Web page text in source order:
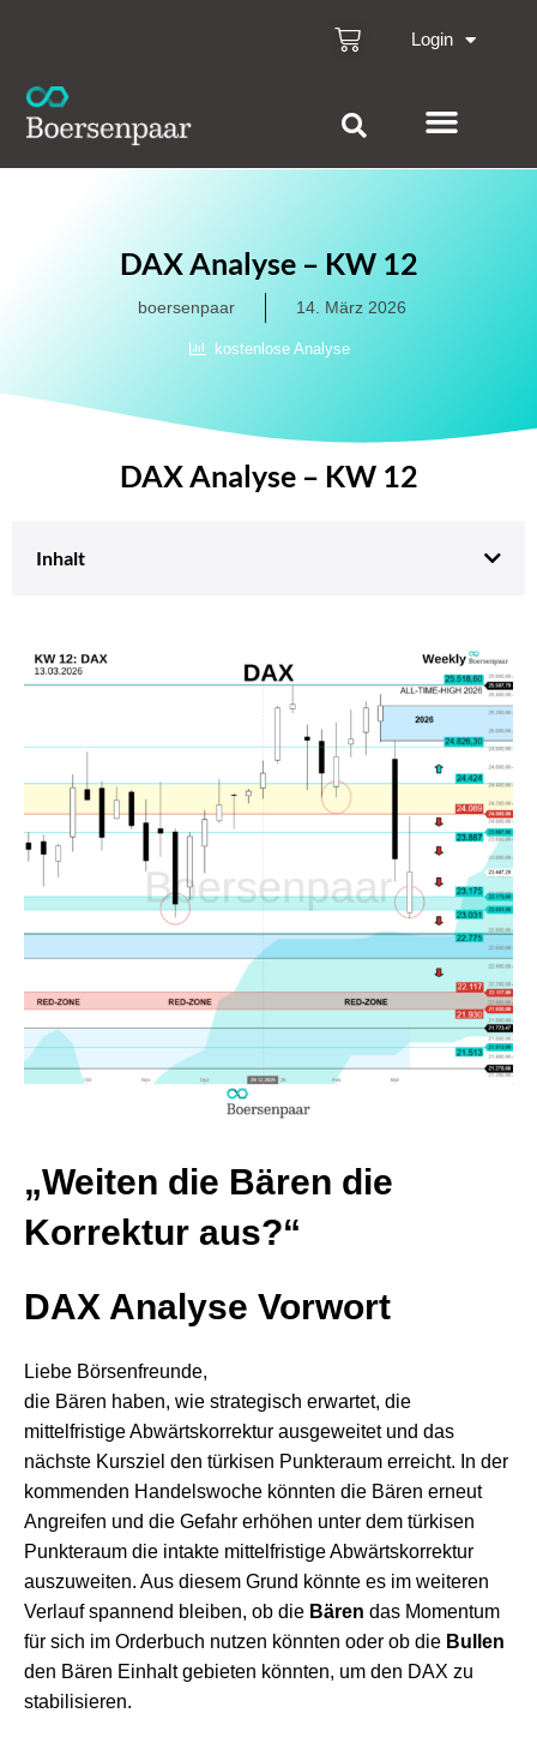
Login
DAX Analyse – KW 12
boersenpaar 14. März 2026
kostenlose Analyse
DAX Analyse – KW 12
Inhalt
„Weiten die Bären die
Korrektur aus?“
DAX Analyse Vorwort
Liebe Börsenfreunde,
die Bären haben, wie strategisch erwartet, die
mittelfristige Abwärtskorrektur ausgeweitet und das
nächste Kursziel den türkisen Punkteraum erreicht. In der
kommenden Handelswoche könnten die Bären erneut
Angreifen und die Gefahr erhöhen unter dem türkisen
Punkteraum die intakte mittelfristige Abwärtskorrektur
auszuweiten. Aus diesem Grund könnte es im weiteren
Verlauf spannend bleiben, ob die Bären das Momentum
für sich im Orderbuch nutzen könnten oder ob die Bullen
den Bären Einhalt gebieten könnten, um den DAX zu
stabilisieren.